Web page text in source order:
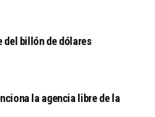
del billón de dólares
la agencia libre de la